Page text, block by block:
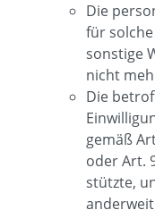
Die
für
sonstige
nicht
Die
gemäß
oder Art.
stützte,